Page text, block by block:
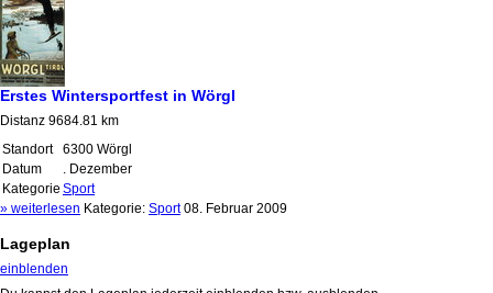
Erstes Wintersportfest in Wörgl
Distanz 9684.81 km
Standort
6300 Wörgl
Datum
. Dezember
Kategorie Sport
» weiterlesen Kategorie: Sport 08. Februar 2009
Lageplan
einblenden